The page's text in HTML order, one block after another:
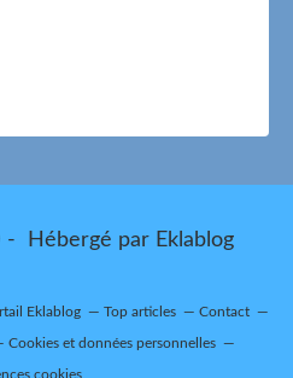
- Hébergé par Eklablog
Eklablog Top articles Contact
Cookies et données personnelles
cookies